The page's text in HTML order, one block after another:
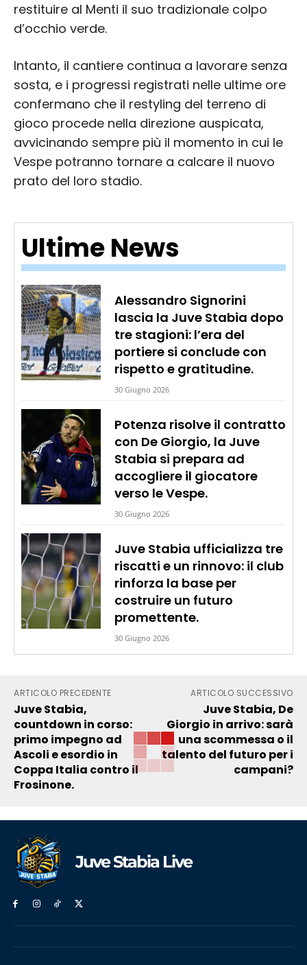
Ultime News
Alessandro Signorini
lascia la Juve Stabia dopo
tre stagioni: l’era del
portiere si conclude con
rispetto e gratitudine.
30 Giugno 2026
Potenza risolve il contratto
con De Giorgio, la Juve
Stabia si prepara ad
accogliere il giocatore
verso le Vespe.
30 Giugno 2026
Juve Stabia ufficializza tre
riscatti e un rinnovo: il club
rinforza la base per
costruire un futuro
promettente.
30 Giugno 2026
restituire al Menti il suo tradizionale colpo
d’occhio verde.
Intanto, il cantiere continua a lavorare senza
sosta, e i progressi registrati nelle ultime ore
confermano che il restyling del terreno di
gioco procede nella direzione auspicata,
avvicinando sempre più il momento in cui le
Vespe potranno tornare a calcare il nuovo
prato del loro stadio.
ARTICOLO PRECEDENTE
Juve Stabia,
countdown in corso:
primo impegno ad
Ascoli e esordio in
Coppa Italia contro il
Frosinone.
ARTICOLO SUCCESSIVO
Juve Stabia, De
Giorgio in arrivo: sarà
una scommessa o il
talento del futuro per i
campani?
Juve Stabia Live